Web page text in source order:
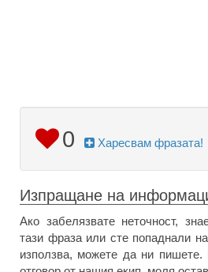
0 Харесвам фразата!
Изпращане на
Ако забелязвате неточност,
тази фраза или сте попаднали
използва, можете да ни пишете.